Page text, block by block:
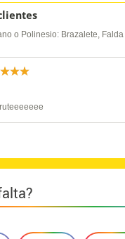
o Polinesio: Brazalete,